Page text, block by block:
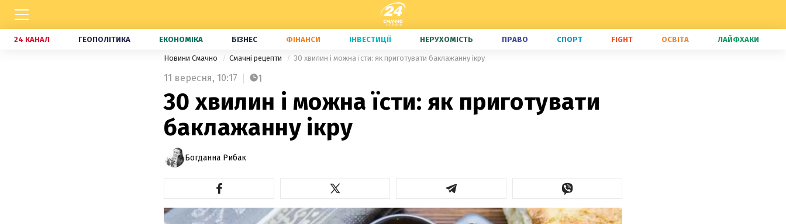
24 КАНАЛ ГЕОПОЛІТИКА ЕКОНОМІКА БІЗНЕС ФІНАНСИ ІНВЕСТИЦІЇ НЕРУХОМІСТЬ ПРАВО СПОРТ FIGHT ОСВІТА ЛАЙФХАКИ
Новини Смачно Смачні рецепти 30 хвилин і можна їсти: як приготувати баклажанну ікру
11 вересня, 10:17 1
30 хвилин і можна їсти: як приготувати
баклажанну ікру
Богданна Рибак